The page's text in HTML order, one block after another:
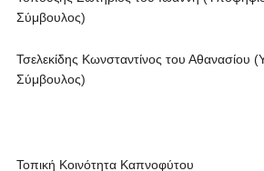
Σύμβουλος)
Τσελεκίδης Κωνσταντίνος του Αθανασίου
Σύμβουλος)
Τοπική Κοινότητα Καπνοφύτου